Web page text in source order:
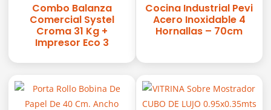
Combo Balanza
Comercial Systel
Croma 31 Kg +
Impresor Eco 3
Cocina Industrial Pevi
Acero Inoxidable 4
Hornallas – 70cm